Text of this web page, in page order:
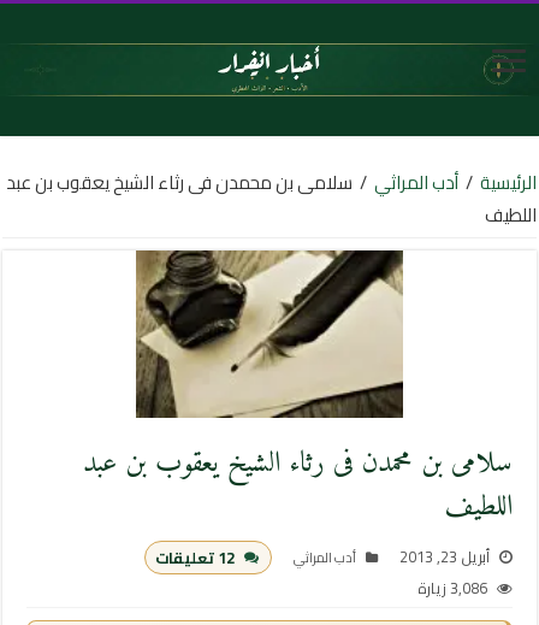
الرئيسية / أدب المراثي / سلامى بن محمدن فى رثاء الشيخ يعقوب بن عبد
اللطيف
سلامى بن محمدن فى رثاء الشيخ يعقوب بن عبد
اللطيف
أبريل 23, 2013 أدب المراثي
12 تعليقات
3,086 زيارة